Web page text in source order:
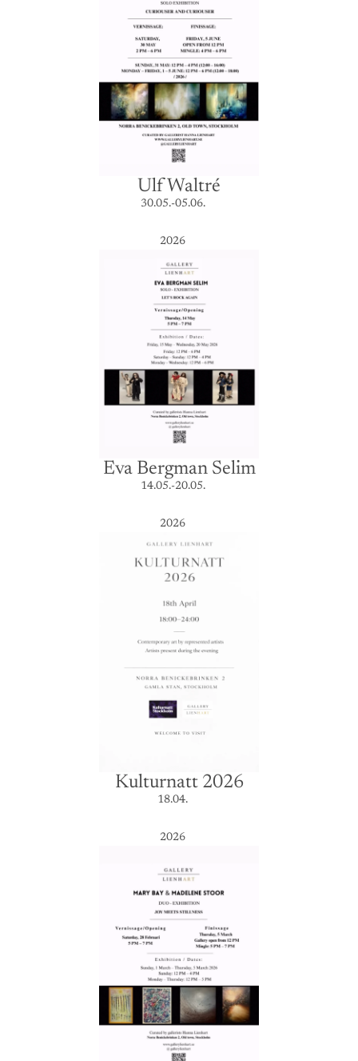
Ulf Waltré
30.05.-05.06.
2026
Eva Bergman Selim
14.05.-20.05.
2026
Kulturnatt 2026
18.04.
2026